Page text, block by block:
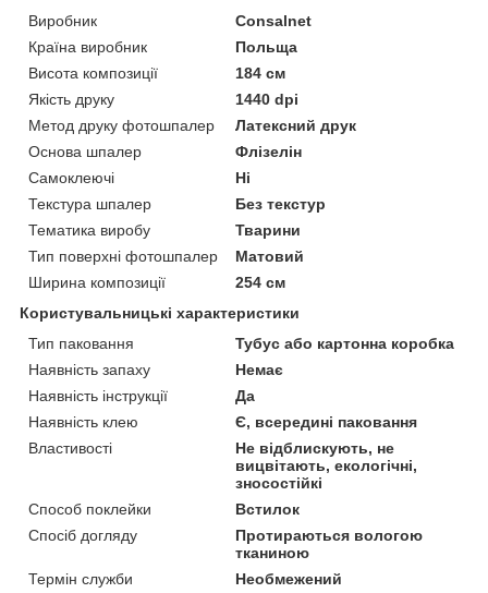
Виробник
Consalnet
Країна виробник
Польща
Висота композиції
184 см
Якість друку
1440 dpi
Метод друку фотошпалер
Латексний друк
Основа шпалер
Флізелін
Самоклеючі
Ні
Текстура шпалер
Без текстур
Тематика виробу
Тварини
Тип поверхні фотошпалер
Матовий
Ширина композиції
254 см
Користувальницькі характеристики
Тип паковання
Тубус або картонна коробка
Наявність запаху
Немає
Наявність інструкції
Да
Наявність клею
Є, всередині паковання
Властивості
Не відблискують, не
вицвітають, екологічні,
зносостійкі
Способ поклейки
Встилок
Спосіб догляду
Протираються вологою
тканиною
Термін служби
Необмежений